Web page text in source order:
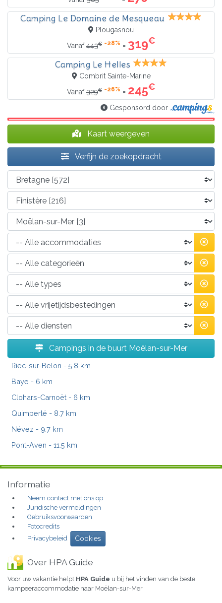
Camping Le Domaine de Mesqueau
Plougasnou
Vanaf443€ -28% = 319€
Camping Le Helles
Combrit Sainte-Marine
Vanaf329€ -26% = 245€
Gesponsord door
Kaart weergeven
Verfijn de zoekopdracht
Campings in de buurt Moëlan-sur-Mer
Riec-sur-Belon - 5.8 km
Baye - 6 km
Clohars-Carnoët- 6 km
Quimperlé - 8.7 km
Névez - 9.7 km
Pont-Aven - 11.5 km
Informatie
Neem contact met ons op
Juridische vermeldingen
Gebruiksvoorwaarden
Fotocredits
Privacybeleid
Cookies
Over HPA Guide
Voor uw vakantie helpt HPA Guide u bij het vinden van de beste
kampeeraccommodatie naar Moëlan-sur-Mer